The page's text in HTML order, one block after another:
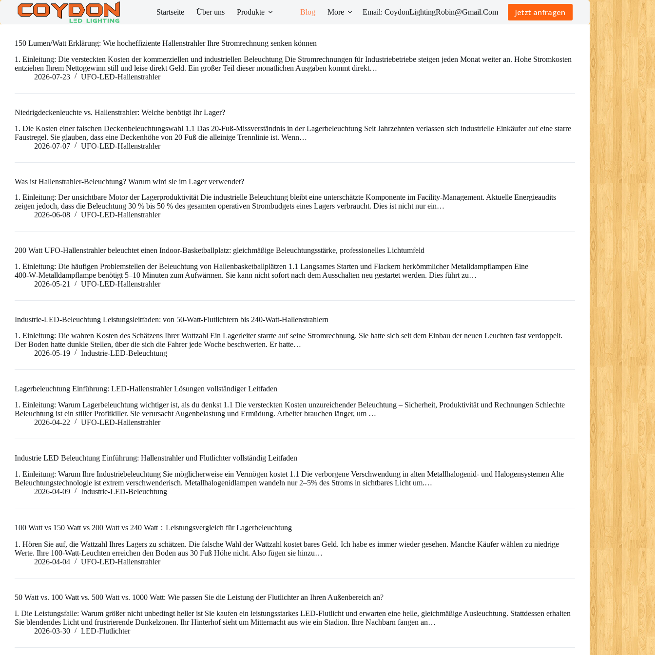
Skip
content
Startseite Über uns Produkte Blog More Email: CoydonLightingRobin@Gmail.Com Jetzt anfragen
150 Lumen/Watt Erklärung: Wie hocheffiziente Hallenstrahler Ihre Stromrechnung senken können
1. Einleitung: Die versteckten Kosten der kommerziellen und industriellen Beleuchtung Die Stromrechnungen für Industriebetriebe steigen jeden Monat weiter an. Hohe Stromkosten
entziehen Ihrem Nettogewinn still und leise direkt Geld. Ein großer Teil dieser monatlichen Ausgaben kommt direkt…
2026-07-23
UFO-LED-Hallenstrahler
Niedrigdeckenleuchte vs. Hallenstrahler: Welche benötigt Ihr Lager?
1. Die Kosten einer falschen Deckenbeleuchtungswahl 1.1 Das 20-Fuß-Missverständnis in der Lagerbeleuchtung Seit Jahrzehnten verlassen sich industrielle Einkäufer auf eine starre
Faustregel. Sie glauben, dass eine Deckenhöhe von 20 Fuß die alleinige Trennlinie ist. Wenn…
2026-07-07
UFO-LED-Hallenstrahler
Was ist Hallenstrahler-Beleuchtung? Warum wird sie im Lager verwendet?
1. Einleitung: Der unsichtbare Motor der Lagerproduktivität Die industrielle Beleuchtung bleibt eine unterschätzte Komponente im Facility-Management. Aktuelle Energieaudits
zeigen jedoch, dass die Beleuchtung 30 % bis 50 % des gesamten operativen Strombudgets eines Lagers verbraucht. Dies ist nicht nur ein…
2026-06-08
UFO-LED-Hallenstrahler
200 Watt UFO-Hallenstrahler beleuchtet einen Indoor-Basketballplatz: gleichmäßige Beleuchtungsstärke, professionelles Lichtumfeld
1. Einleitung: Die häufigen Problemstellen der Beleuchtung von Hallenbasketballplätzen 1.1 Langsames Starten und Flackern herkömmlicher Metalldampflampen Eine
400‑W‑Metalldampflampe benötigt 5–10 Minuten zum Aufwärmen. Sie kann nicht sofort nach dem Ausschalten neu gestartet werden. Dies führt zu…
2026-05-21
UFO-LED-Hallenstrahler
Industrie-LED-Beleuchtung Leistungsleitfaden: von 50-Watt-Flutlichtern bis 240-Watt-Hallenstrahlern
1. Einleitung: Die wahren Kosten des Schätzens Ihrer Wattzahl Ein Lagerleiter starrte auf seine Stromrechnung. Sie hatte sich seit dem Einbau der neuen Leuchten fast verdoppelt.
Der Boden hatte dunkle Stellen, über die sich die Fahrer jede Woche beschwerten. Er hatte…
2026-05-19
Industrie-LED-Beleuchtung
Lagerbeleuchtung Einführung: LED-Hallenstrahler Lösungen vollständiger Leitfaden
1. Einleitung: Warum Lagerbeleuchtung wichtiger ist, als du denkst 1.1 Die versteckten Kosten unzureichender Beleuchtung – Sicherheit, Produktivität und Rechnungen Schlechte
Beleuchtung ist ein stiller Profitkiller. Sie verursacht Augenbelastung und Ermüdung. Arbeiter brauchen länger, um …
2026-04-22
UFO-LED-Hallenstrahler
Industrie LED Beleuchtung Einführung: Hallenstrahler und Flutlichter vollständig Leitfaden
1. Einleitung: Warum Ihre Industriebeleuchtung Sie möglicherweise ein Vermögen kostet 1.1 Die verborgene Verschwendung in alten Metallhalogenid- und Halogensystemen Alte
Beleuchtungstechnologie ist extrem verschwenderisch. Metallhalogenidlampen wandeln nur 2–5% des Stroms in sichtbares Licht um.…
2026-04-09
Industrie-LED-Beleuchtung
100 Watt vs 150 Watt vs 200 Watt vs 240 Watt：Leistungsvergleich für Lagerbeleuchtung
1. Hören Sie auf, die Wattzahl Ihres Lagers zu schätzen. Die falsche Wahl der Wattzahl kostet bares Geld. Ich habe es immer wieder gesehen. Manche Käufer wählen zu niedrige
Werte. Ihre 100-Watt-Leuchten erreichen den Boden aus 30 Fuß Höhe nicht. Also fügen sie hinzu…
2026-04-04
UFO-LED-Hallenstrahler
50 Watt vs. 100 Watt vs. 500 Watt vs. 1000 Watt: Wie passen Sie die Leistung der Flutlichter an Ihren Außenbereich an?
I. Die Leistungsfalle: Warum größer nicht unbedingt heller ist Sie kaufen ein leistungsstarkes LED-Flutlicht und erwarten eine helle, gleichmäßige Ausleuchtung. Stattdessen erhalten
Sie blendendes Licht und frustrierende Dunkelzonen. Ihr Hinterhof sieht um Mitternacht aus wie ein Stadion. Ihre Nachbarn fangen an…
2026-03-30
LED-Flutlichter
NL
PL
RO